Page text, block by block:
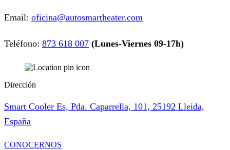
Email: oficina@autosmartheater.com
Teléfono: 873 618 007 (Lunes-Viernes 09-17h)
Dirección
Smart Cooler Es, Pda. Caparrella, 101, 25192 Lleida,
España
CONOCERNOS